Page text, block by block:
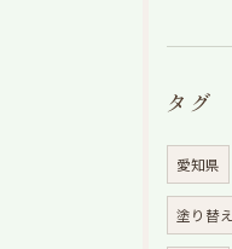
タグ
愛知県
塗り替え